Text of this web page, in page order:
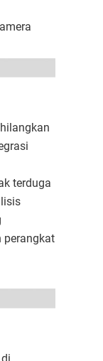
terduga
perangkat